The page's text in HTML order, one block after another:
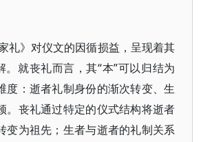
礼》对仪文的因循损益，呈现着其
。就丧礼而言，其“本”可以归结为
度：逝者礼制身份的渐次转变、生
。丧礼通过特定的仪式结构将逝者
变为祖先；生者与逝者的礼制关系